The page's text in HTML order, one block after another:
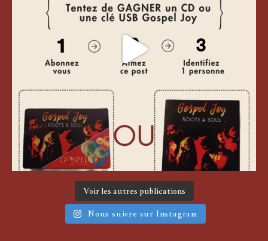
Voir les autres publications
Nous suivre sur Instagram